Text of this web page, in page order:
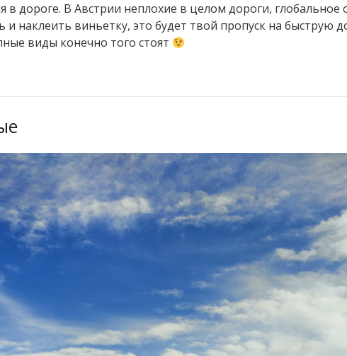
в дороге. В Австрии неплохие в целом дороги, глобальное
наклеить виньетку, это будет твой пропуск на быструю
виды конечно того стоят